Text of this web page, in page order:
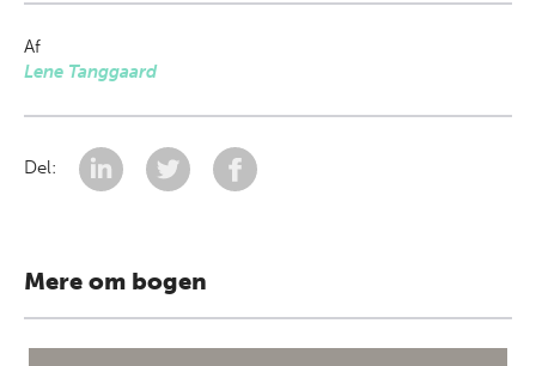
Af
Lene Tanggaard
Del:
Mere om bogen